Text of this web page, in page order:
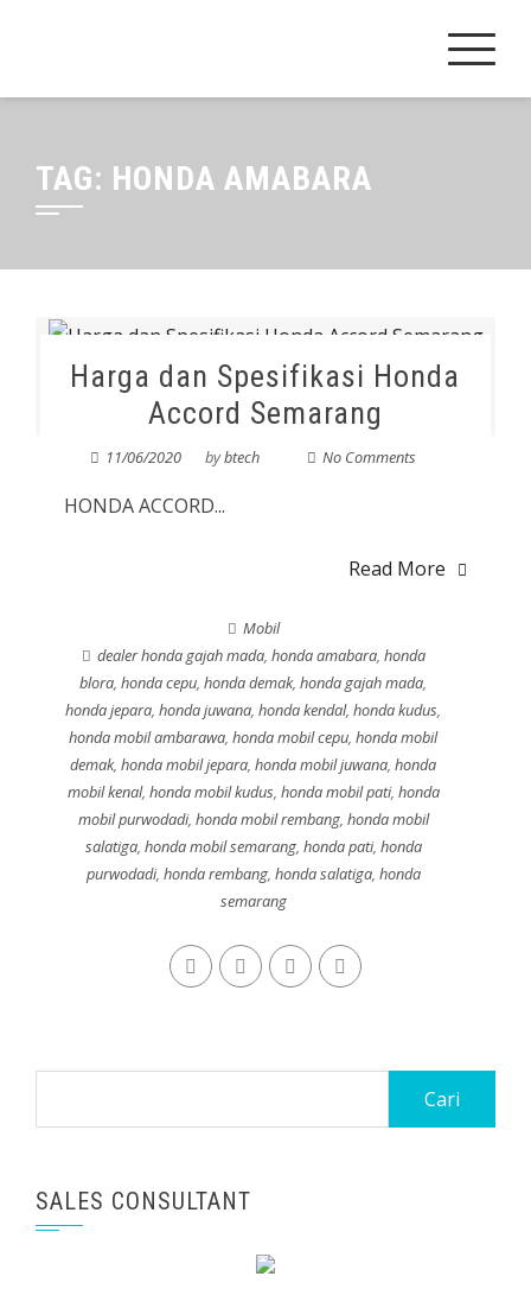
TAG: HONDA AMABARA
Harga dan Spesifikasi Honda
Accord Semarang
11/06/2020 bybtech No Comments
HONDA ACCORD...
Read More
Mobil
dealer honda gajah mada, honda amabara, honda
blora,honda cepu,honda demak,honda gajah mada,
honda jepara,honda juwana,honda kendal,honda kudus,
honda mobil ambarawa,honda mobil cepu,honda mobil
demak,honda mobil jepara,honda mobil juwana,honda
mobil kenal, honda mobil kudus, honda mobil pati, honda
mobil purwodadi, honda mobil rembang, honda mobil
salatiga, honda mobil semarang, honda pati, honda
purwodadi, honda rembang, honda salatiga, honda
semarang
SALES CONSULTANT